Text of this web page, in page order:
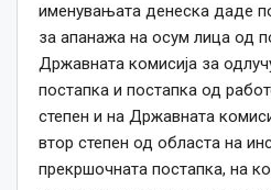
именувањата денеска даде
за апанажа на осум лица од
Државната комисија за
постапка и постапка од
степен и на Државната
втор степен од областа на
прекршочната постапка, на